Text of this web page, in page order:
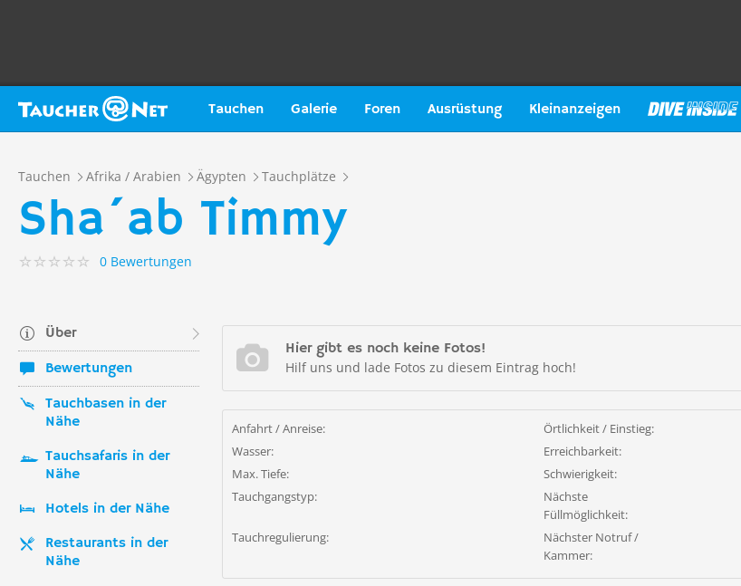
Tauchen Galerie Foren Ausrüstung Kleinanzeigen
Tauchen Afrika / Arabien Ägypten Tauchplätze
Sha´ab Timmy
0 Bewertungen
Über
Bewertungen
Tauchbasen in der
Nähe
Tauchsafaris in der
Nähe
Hotels in der Nähe
Restaurants in der
Nähe
Hier gibt es noch keine Fotos!
Hilf uns und lade Fotos zu diesem Eintrag hoch!
Anfahrt / Anreise:
Örtlichkeit / Einstieg:
Wasser:
Erreichbarkeit:
Max. Tiefe:
Schwierigkeit:
Tauchgangstyp:
Nächste
Füllmöglichkeit:
Tauchregulierung:
Nächster Notruf /
Kammer: